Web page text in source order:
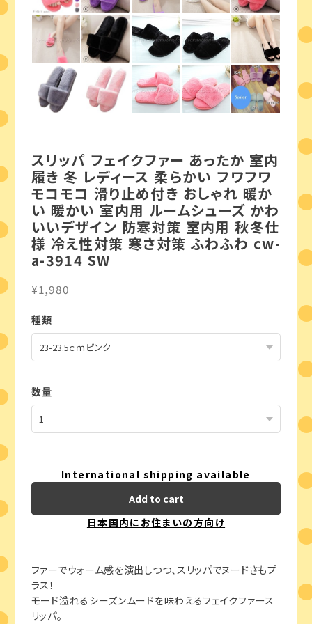
スリッパ フェイクファー あったか 室内
履き 冬 レディース 柔らかい フワフワ
モコモコ 滑り止め付き おしゃれ 暖か
い 暖かい 室内用 ルームシューズ かわ
いいデザイン 防寒対策 室内用 秋冬仕
様 冷え性対策 寒さ対策 ふわふわ cw-
a-3914 SW
¥1,980
種類
数量
International shipping available
Add to cart
日本国内にお住まいの方向け
ファーでウォーム感を演出しつつ、スリッパでヌードさもプ
ラス！
モード溢れるシーズンムードを味わえるフェイクファース
リッパ。